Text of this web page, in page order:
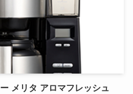
メリタ アロマフレッシュ